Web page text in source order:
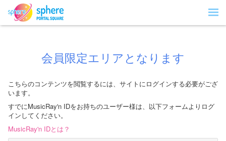
会員限定エリアとなります
こちらのコンテンツを閲覧するには、サイトにログインする必要がござ
います。
すでにMusicRay'n IDをお持ちのユーザー様は、以下フォームよりログ
インしてください。
MusicRay'n IDとは？